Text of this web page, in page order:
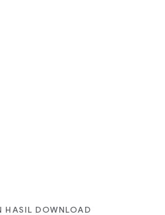
HASIL DOWNLOAD